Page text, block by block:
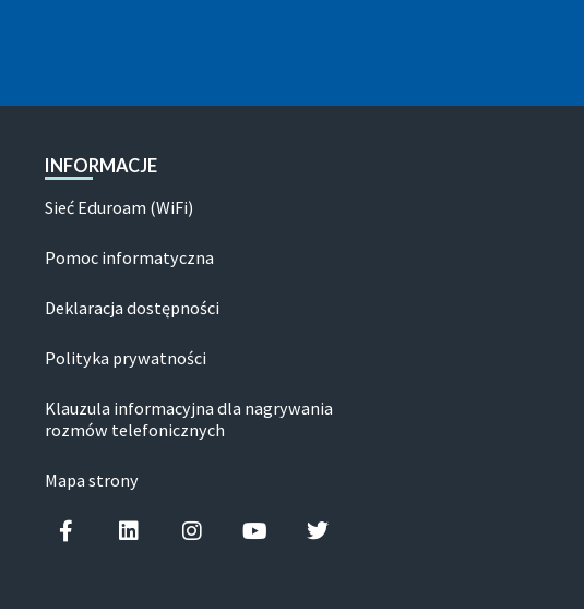
INFORMACJE
Sieć Eduroam (WiFi)
Pomoc informatyczna
Deklaracja dostępności
Polityka prywatności
Klauzula informacyjna dla nagrywania
rozmów telefonicznych
Mapa strony
Facebook-fLinkedinInstagramYoutubeTwitter